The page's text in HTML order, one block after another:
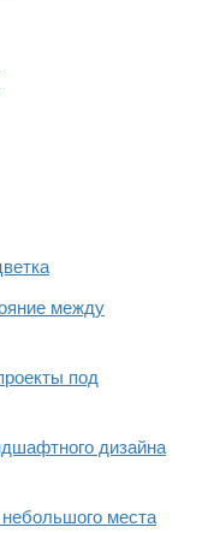
между
под
дизайна
места